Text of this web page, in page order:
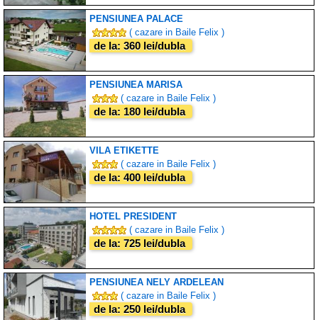
PENSIUNEA PALACE
( cazare in Baile Felix )
de la: 360 lei/dubla
PENSIUNEA MARISA
( cazare in Baile Felix )
de la: 180 lei/dubla
VILA ETIKETTE
( cazare in Baile Felix )
de la: 400 lei/dubla
HOTEL PRESIDENT
( cazare in Baile Felix )
de la: 725 lei/dubla
PENSIUNEA NELY ARDELEAN
( cazare in Baile Felix )
de la: 250 lei/dubla